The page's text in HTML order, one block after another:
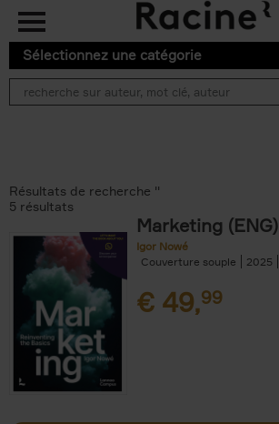
Aller au contenu principal
Sélectionnez une catégorie
Résultats de recherche ''
5 résultats
Marketing (ENG)
Igor Nowé
Couverture souple
2025
€ 49,99